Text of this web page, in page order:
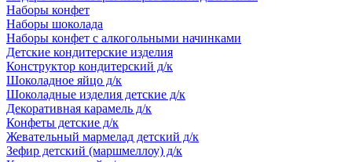
Наборы конфет
Наборы шоколада
Наборы конфет с алкогольными начинками
Детские кондитерские изделия
Конструктор кондитерский д/к
Шоколадное яйцо д/к
Шоколадные изделия детские д/к
Декоративная карамель д/к
Конфеты детские д/к
Жевательный мармелад детский д/к
Зефир детский (маршмеллоу) д/к